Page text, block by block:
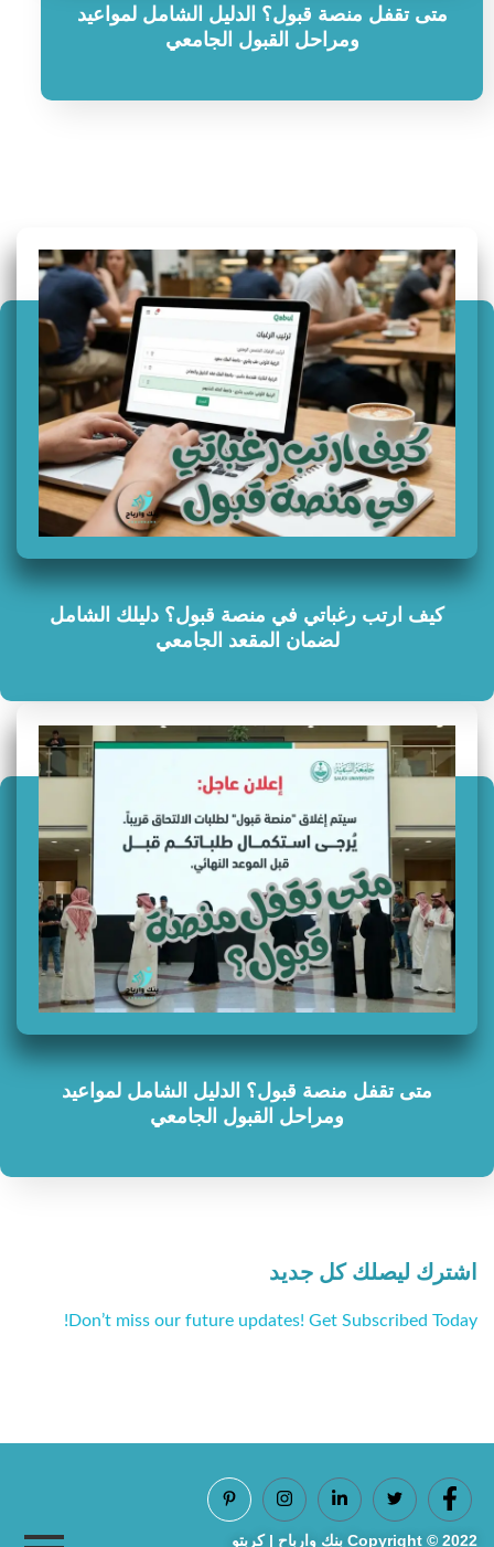
متى تقفل منصة قبول؟ الدليل الشامل لمواعيد
ومراحل القبول الجامعي
سؤال وجواب
كيف ارتب رغباتي في منصة قبول؟ دليلك الشامل
لضمان المقعد الجامعي
متى تقفل منصة قبول؟ الدليل الشامل لمواعيد
ومراحل القبول الجامعي
اشترك ليصلك كل جديد
Don’t miss our future updates! Get Subscribed Today!
Copyright © 2022 بنك وارباح | كربتو